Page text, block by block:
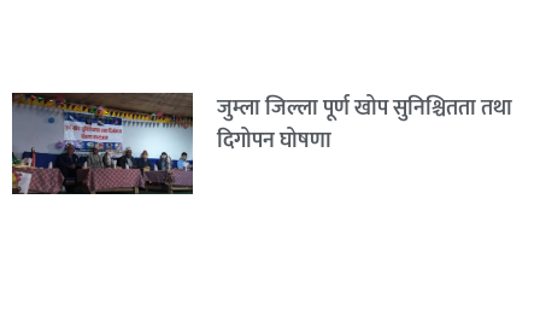
जुम्ला जिल्ला पूर्ण खोप सुनिश्चितता तथा
दिगोपन घोषणा